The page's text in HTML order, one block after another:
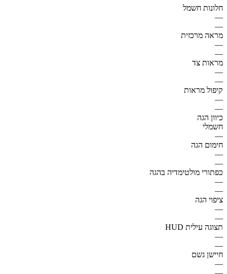
חלונות חשמל
—
—
מראה מרכזית
—
—
מראות צד
—
—
קיפול מראות
—
—
כיוון הגה
חשמלי
—
חימום הגה
—
—
כפתורי מולטימדיה בהגה
—
—
ציפוי הגה
—
—
תצוגה עילית HUD
—
—
חיישן גשם
—